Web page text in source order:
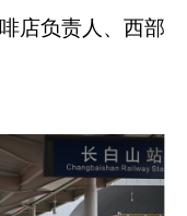
店负责人、西部